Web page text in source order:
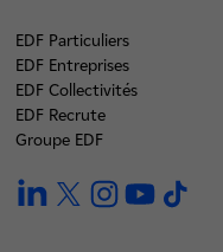
EDF Particuliers
EDF Entreprises
EDF Collectivités
EDF Recrute
Groupe EDF
linkedintwitterinstagramyoutube